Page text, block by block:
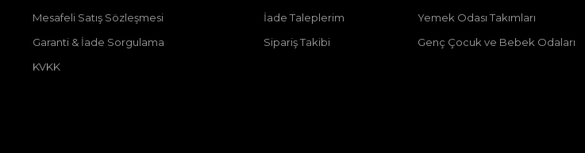
Mesafeli Satış Sözleşmesi
Garanti & İade Sorgulama
KVKK
İade Taleplerim
Sipariş Takibi
Yemek Odası Takımları
Genç Çocuk ve Bebek Odaları